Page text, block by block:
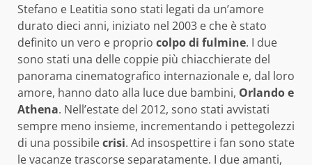
Stefano e Leatitia sono stati legati da un’amore
durato dieci anni, iniziato nel 2003 e che è stato
definito un vero e proprio colpo di fulmine. I due
sono stati una delle coppie più chiacchierate del
panorama cinematografico internazionale e, dal loro
amore, hanno dato alla luce due bambini, Orlando e
Athena. Nell’estate del 2012, sono stati avvistati
sempre meno insieme, incrementando i pettegolezzi
di una possibilecrisi. Ad insospettire i fan sono state
le vacanze trascorse separatamente. I due amanti,